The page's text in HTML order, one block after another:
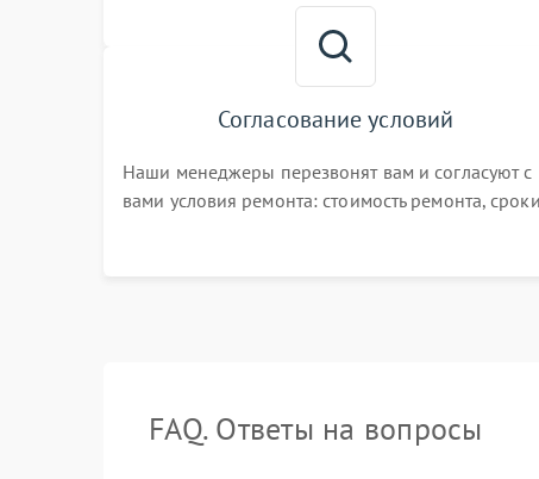
номер телефона на сайте
Согласование условий
Наши менеджеры перезвонят вам и согласуют с
вами условия ремонта: стоимость ремонта, сроки
FAQ. Ответы на вопросы